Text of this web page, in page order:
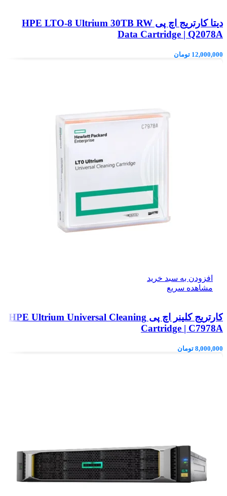
دیتا کارتریج اچ پی HPE LTO‑8 Ultrium 30TB RW
Data Cartridge | Q2078A
12,000,000 تومان
افزودن به سبد خرید
مشاهده سریع
کارتریج کلینر اچ پی HPE Ultrium Universal Cleaning
Cartridge | C7978A
8,000,000 تومان